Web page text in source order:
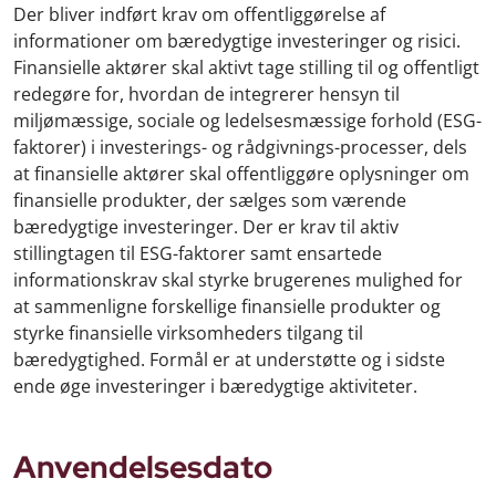
Der bliver indført krav om offentliggørelse af
informationer om bæredygtige investeringer og risici.
Finansielle aktører skal aktivt tage stilling til og offentligt
redegøre for, hvordan de integrerer hensyn til
miljømæssige, sociale og ledelsesmæssige forhold (ESG-
faktorer) i investerings- og rådgivnings-processer, dels
at finansielle aktører skal offentliggøre oplysninger om
finansielle produkter, der sælges som værende
bæredygtige investeringer. Der er krav til aktiv
stillingtagen til ESG-faktorer samt ensartede
informationskrav skal styrke brugerenes mulighed for
at sammenligne forskellige finansielle produkter og
styrke finansielle virksomheders tilgang til
bæredygtighed. Formål er at understøtte og i sidste
ende øge investeringer i bæredygtige aktiviteter.
Anvendelsesdato